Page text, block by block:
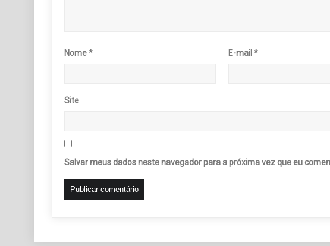
Nome* E-mail*
Site
Salvar meus dados neste navegador para a próxima vez que eu